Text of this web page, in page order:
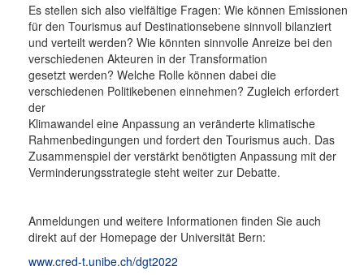
Es stellen sich also vielfältige Fragen: Wie können Emissionen
für den Tourismus auf Destinationsebene sinnvoll bilanziert
und verteilt werden? Wie könnten sinnvolle Anreize bei den
verschiedenen Akteuren in der Transformation
gesetzt werden? Welche Rolle können dabei die
verschiedenen Politikebenen einnehmen? Zugleich erfordert
der
Klimawandel eine Anpassung an veränderte klimatische
Rahmenbedingungen und fordert den Tourismus auch. Das
Zusammenspiel der verstärkt benötigten Anpassung mit der
Verminderungsstrategie steht weiter zur Debatte.
Anmeldungen und weitere Informationen finden Sie auch
direkt auf der Homepage der Universität Bern:
www.cred-t.unibe.ch/dgt2022